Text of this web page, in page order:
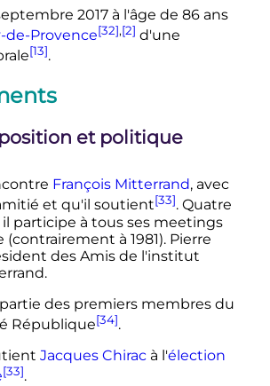
2017à l'âge de 86 ans
de-Provence[32],[2] d'une
[13].
et politique
François Mitterrand, avec
et qu'il soutient[33]. Quatre
il participe à tous ses meetings
à 1981). Pierre
des Amis de l'institut
partie des premiers membres du
République[34].
Jacques Chiracà l'élection
[33].